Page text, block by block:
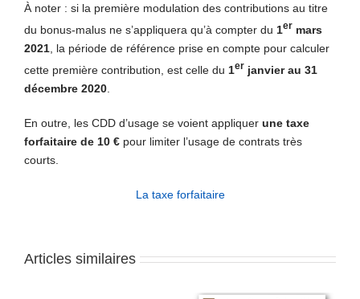
À noter : si la première modulation des contributions au titre
du bonus-malus ne s’appliquera qu’à compter du 1er mars
2021 , la période de référence prise en compte pour calculer
cette première contribution, est celle du 1er janvier au 31
décembre 2020
En outre, les CDD d’usage se voient appliquer une taxe
forfaitaire de 10 € pour limiter l’usage de contrats très
courts.
La taxe forfaitaire
Articles similaires